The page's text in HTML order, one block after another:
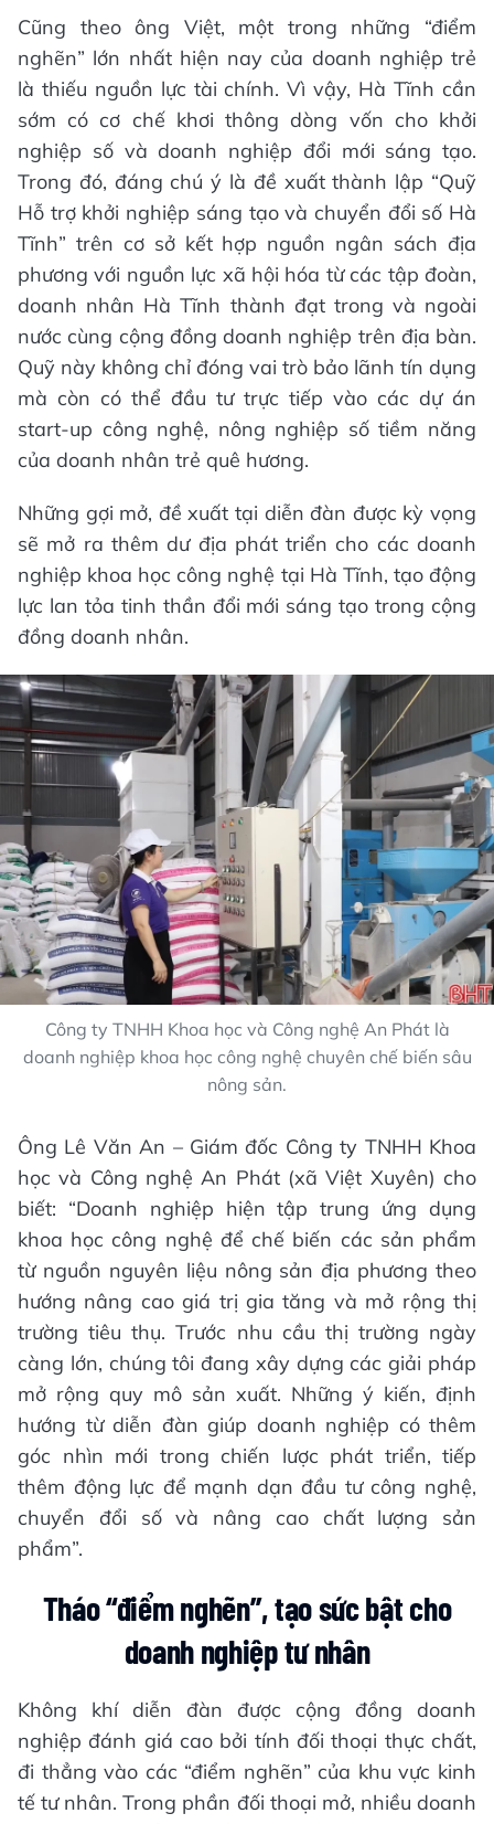
Cũng theo ông Việt, một trong những “điểm
nghẽn” lớn nhất hiện nay của doanh nghiệp trẻ
là thiếu nguồn lực tài chính. Vì vậy, Hà Tĩnh cần
sớm có cơ chế khơi thông dòng vốn cho khởi
nghiệp số và doanh nghiệp đổi mới sáng tạo.
Trong đó, đáng chú ý là đề xuất thành lập “Quỹ
Hỗ trợ khởi nghiệp sáng tạo và chuyển đổi số Hà
Tĩnh” trên cơ sở kết hợp nguồn ngân sách địa
phương với nguồn lực xã hội hóa từ các tập đoàn,
doanh nhân Hà Tĩnh thành đạt trong và ngoài
nước cùng cộng đồng doanh nghiệp trên địa bàn.
Quỹ này không chỉ đóng vai trò bảo lãnh tín dụng
mà còn có thể đầu tư trực tiếp vào các dự án
start-up công nghệ, nông nghiệp số tiềm năng
của doanh nhân trẻ quê hương.
Những gợi mở, đề xuất tại diễn đàn được kỳ vọng
sẽ mở ra thêm dư địa phát triển cho các doanh
nghiệp khoa học công nghệ tại Hà Tĩnh, tạo động
lực lan tỏa tinh thần đổi mới sáng tạo trong cộng
đồng doanh nhân.
Công ty TNHH Khoa học và Công nghệ An Phát là
doanh nghiệp khoa học công nghệ chuyên chế biến sâu
nông sản.
Ông Lê Văn An – Giám đốc Công ty TNHH Khoa
học và Công nghệ An Phát (xã Việt Xuyên) cho
biết: “Doanh nghiệp hiện tập trung ứng dụng
khoa học công nghệ để chế biến các sản phẩm
từ nguồn nguyên liệu nông sản địa phương theo
hướng nâng cao giá trị gia tăng và mở rộng thị
trường tiêu thụ. Trước nhu cầu thị trường ngày
càng lớn, chúng tôi đang xây dựng các giải pháp
mở rộng quy mô sản xuất. Những ý kiến, định
hướng từ diễn đàn giúp doanh nghiệp có thêm
góc nhìn mới trong chiến lược phát triển, tiếp
thêm động lực để mạnh dạn đầu tư công nghệ,
chuyển đổi số và nâng cao chất lượng sản
phẩm”.
Tháo “điểm nghẽn”, tạo sức bật cho
doanh nghiệp tư nhân
Không khí diễn đàn được cộng đồng doanh
nghiệp đánh giá cao bởi tính đối thoại thực chất,
đi thẳng vào các “điểm nghẽn” của khu vực kinh
tế tư nhân. Trong phần đối thoại mở, nhiều doanh